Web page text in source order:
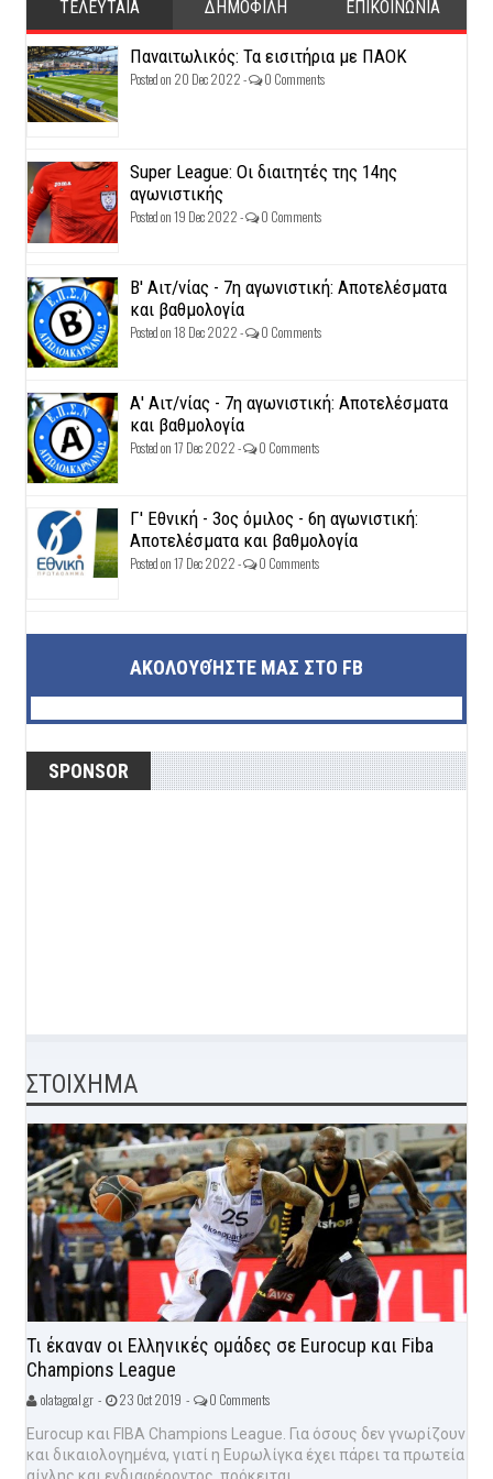
ΤΕΛΕΥΤΑΙΑ ΔΗΜΟΦΙΛΗ ΕΠΙΚΟΙΝΩΝΙΑ
Παναιτωλικός: Τα εισιτήρια με ΠΑΟΚ
Posted on 20 Dec 2022 - 0 Comments
Super League: Οι διαιτητές της 14ης
αγωνιστικής
Posted on 19 Dec 2022 - 0 Comments
Β' Αιτ/νίας - 7η αγωνιστική: Αποτελέσματα
και βαθμολογία
Posted on 18 Dec 2022 - 0 Comments
Α' Αιτ/νίας - 7η αγωνιστική: Αποτελέσματα
και βαθμολογία
Posted on 17 Dec 2022 - 0 Comments
Γ' Εθνική - 3ος όμιλος - 6η αγωνιστική:
Αποτελέσματα και βαθμολογία
Posted on 17 Dec 2022 - 0 Comments
ΑΚΟΛΟΥΘΉΣΤΕ ΜΑΣ ΣΤΟ FB
SPONSOR
ΣΤΟΙΧΗΜΑ
Τι έκαναν οι Ελληνικές ομάδες σε Eurocup και Fiba
Champions League
olatagoal.gr - 23 Oct 2019 - 0 Comments
Eurocup και FIBA Champions League. Για όσους δεν γνωρίζουν
και δικαιολογημένα, γιατί η Ευρωλίγκα έχει πάρει τα πρωτεία
αίγλης και ενδιαφέροντος, πρόκειται...